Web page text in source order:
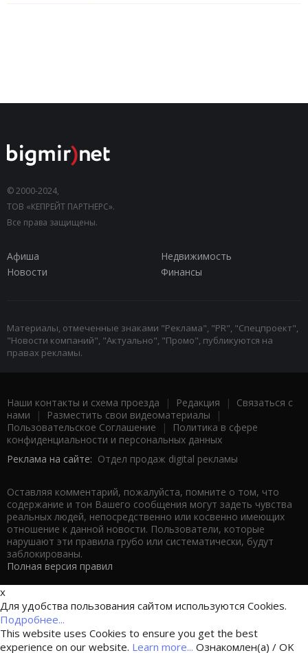
© 2000-2024,
ТОВ «КЕПРЕЙТ ПАРТНЕРС».
Все права защищены.
Афиша
Недвижимость
Новости
Финансы
Материалы, отмеченные знаками "Реклама", "PR", "Спецпроект",
"Новости компаний", "Актуально", "Промо", публикуются на
правах рекламы.
Наши контакты и схема проезда | Редакция | Связаться с
нами | Разместить свои видеоматериалы |
Пользовательское Соглашение |
Политика в сфере
конфиденциальности и персональных данных
Реклама на сайте: Отдел продаж digital рекламы
Оставляя комментарий, пожалуйста, помните о том, что
содержание и тон Вашего сообщения могут задеть чувства
реальных людей, непосредственно или косвенно имеющих
отношение к данной новости. Пользователи, которые
нарушают эти правила грубо или систематически, будут
заблокированы.
Полная версия правил
x
Для удобства пользования сайтом используются Cookies.
Подробнее...
This website uses Cookies to ensure you get the best
experience on our website. Learn more... Ознакомлен(а) / OK